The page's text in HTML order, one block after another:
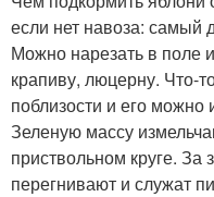
если нет навоза:
Можно нарезать в поле
крапиву, люцерну. Что-
поблизости и его можно
Зеленую массу
приствольном круге. За
перегнивают и служат